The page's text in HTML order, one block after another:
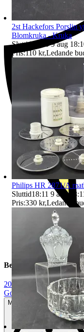
Beskrivning
2001 - 2010
Gott använt skick
Mindre tecken på
2st Hackefors Porslin
Blomkruka - Kruka
Sluttid18:10 9 aug
Pris:110 kr,Ledande
Philips HR 2871/A
Sluttid18:11 9 aug
Pris:330 kr,Ledande